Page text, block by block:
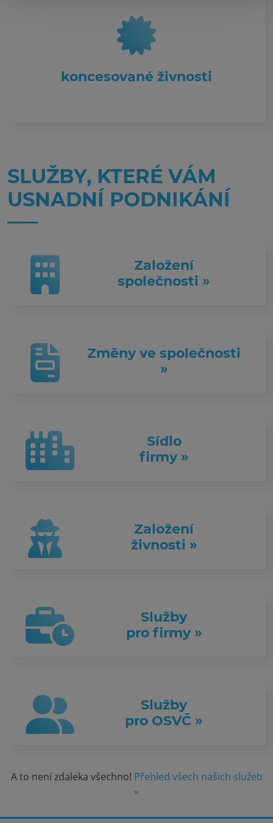
koncesované živnosti
SLUŽBY, KTERÉ VÁM
USNADNÍ PODNIKÁNÍ
Založení
společnosti »
Změny ve společnosti
»
Sídlo
firmy »
Založení
živnosti »
Služby
pro firmy »
Služby
pro OSVČ »
A to není zdaleka všechno! Přehled všech našich služeb
»